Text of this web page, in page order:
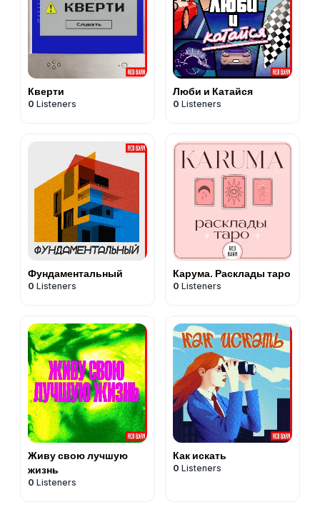
Кверти
0 Listeners
Люби и Катайся
0 Listeners
Фундаментальный
0 Listeners
Карума. Расклады таро
0 Listeners
Живу свою лучшую
жизнь
0 Listeners
Как искать
0 Listeners